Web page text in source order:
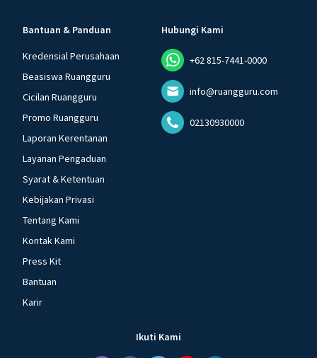
Bantuan & Panduan
Kredensial Perusahaan
Beasiswa Ruangguru
Cicilan Ruangguru
Promo Ruangguru
Laporan Kerentanan
Layanan Pengaduan
Syarat & Ketentuan
Kebijakan Privasi
Tentang Kami
Kontak Kami
Press Kit
Bantuan
Karir
Hubungi Kami
+62 815-7441-0000
info@ruangguru.com
02130930000
Ikuti Kami